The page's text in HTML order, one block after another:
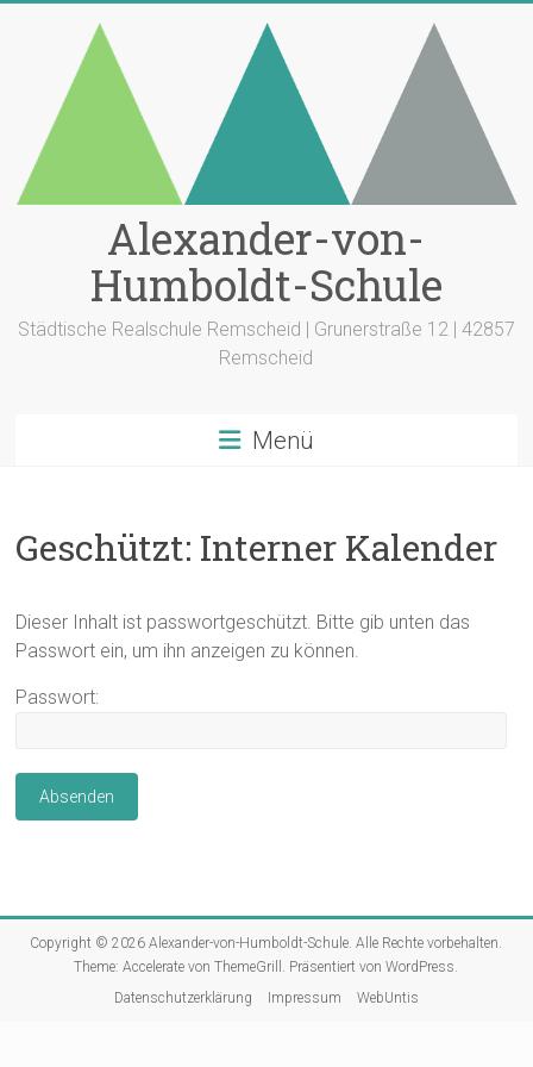
Alexander-von-
Humboldt-Schule
Städtische Realschule Remscheid | Grunerstraße 12 | 42857
Remscheid
Menü
Geschützt: Interner Kalender
Dieser Inhalt ist passwortgeschützt. Bitte gib unten das
Passwort ein, um ihn anzeigen zu können.
Passwort:
Copyright © 2026Alexander-von-Humboldt-Schule . Alle Rechte vorbehalten.
Theme:Accelerate von ThemeGrill. Präsentiert vonWordPress
Datenschutzerklärung
Impressum WebUntis